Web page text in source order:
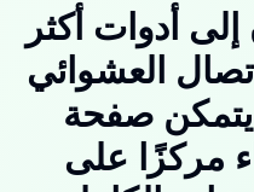
أدوات أكثر
العشوائي
يتمكن صفحة
مركزًا على